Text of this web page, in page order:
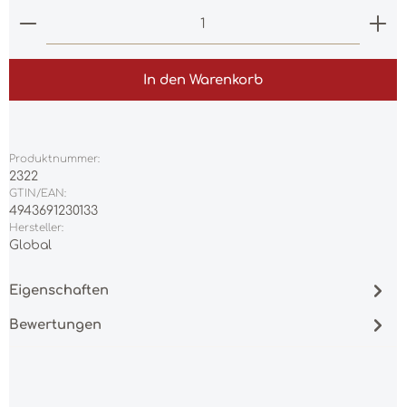
Produkt Anzahl: Gib den gewünschten Wert
In den Warenkorb
Produktnummer:
2322
GTIN/EAN:
4943691230133
Hersteller:
Global
Eigenschaften
Bewertungen